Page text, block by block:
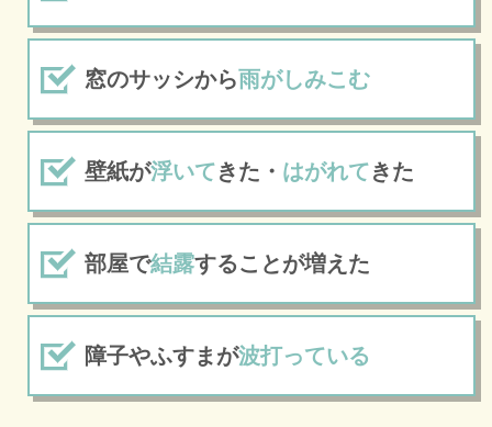
窓のサッシから雨がしみこむ
壁紙が浮いてきた・ はがれてきた
部屋で結露することが増えた
障子やふすまが波打っている